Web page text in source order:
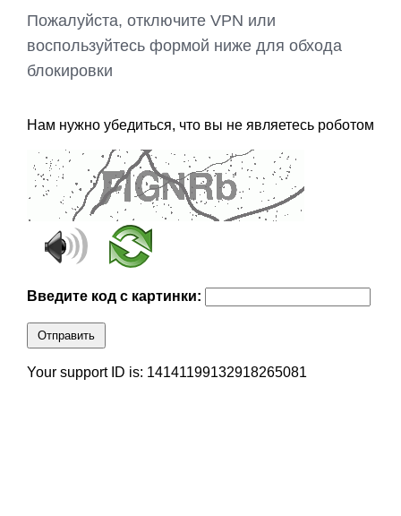
Пожалуйста, отключите VPN или
воспользуйтесь формой ниже для обхода
блокировки
Нам нужно убедиться, что вы не являетесь роботом
Введите код с картинки:
Отправить
Your support ID is: 14141199132918265081